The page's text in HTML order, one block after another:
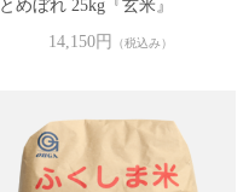
とめぼれ 25kg『玄米』
14,150円
（税込み）